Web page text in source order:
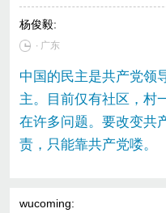
杨俊毅:
∙ 广东
中国的民主是共产党领
主。目前仅有社区，村
在许多问题。要改变共
责，只能靠共产党喽。
wucoming: